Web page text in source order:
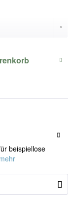
beispiellose
mehr